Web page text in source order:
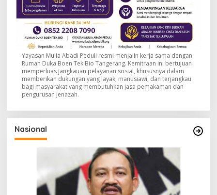
Yayasan Mulia Abadi Peduli resmi menjalin kerja sama dengan
Rumah Duka Boen Tek Bio Tangerang. Kemitraan ini bertujuan
memperluas jangkauan pelayanan sosial, khususnya dalam
memberikan dukungan yang layak, manusiawi, dan terjangkau
bagi masyarakat yang membutuhkan jasa pemakaman dan
pengurusan jenazah.
Nasional